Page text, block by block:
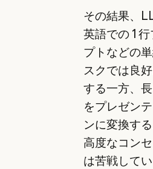
その結果、
英語での 1
プトなどの
スクでは良
する一方、
をプレゼン
ンに変換す
高度なコン
は苦戦して